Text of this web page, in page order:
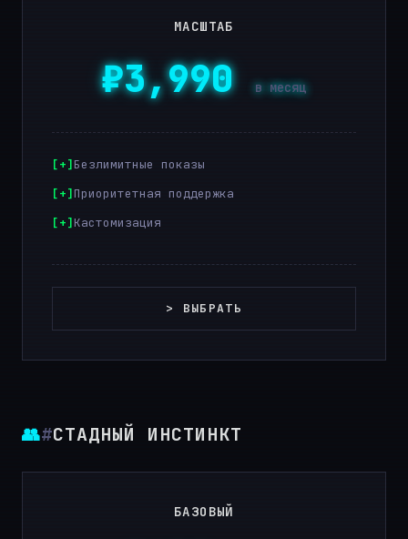
МАСШТАБ
₽3,990в месяц
Безлимитные показы
Приоритетная поддержка
Кастомизация
> ВЫБРАТЬ
👥#СТАДНЫЙ ИНСТИНКТ
БАЗОВЫЙ